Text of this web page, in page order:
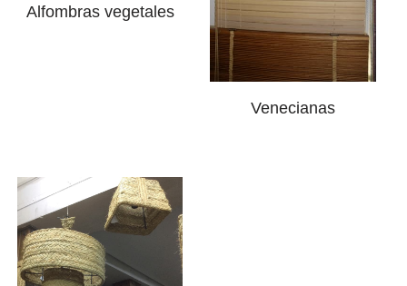
Alfombras vegetales
Venecianas